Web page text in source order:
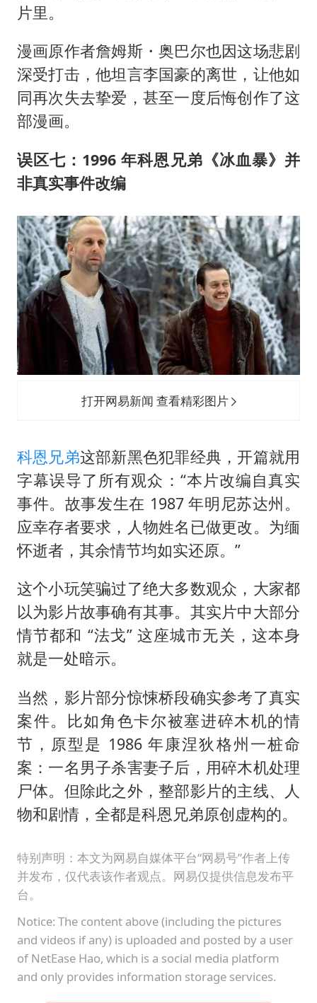
片里。
漫画原作者詹姆斯・奥巴尔也因这场悲剧
深受打击，他坦言李国豪的离世，让他如
同再次失去挚爱，甚至一度后悔创作了这
部漫画。
误区七：1996 年科恩兄弟《冰血暴》并
非真实事件改编
打开网易新闻 查看精彩图片
科恩兄弟这部新黑色犯罪经典，开篇就用
字幕误导了所有观众：“本片改编自真实
事件。故事发生在 1987 年明尼苏达州。
应幸存者要求，人物姓名已做更改。为缅
怀逝者，其余情节均如实还原。”
这个小玩笑骗过了绝大多数观众，大家都
以为影片故事确有其事。其实片中大部分
情节都和 “法戈” 这座城市无关，这本身
就是一处暗示。
当然，影片部分惊悚桥段确实参考了真实
案件。比如角色卡尔被塞进碎木机的情
节，原型是 1986 年康涅狄格州一桩命
案：一名男子杀害妻子后，用碎木机处理
尸体。但除此之外，整部影片的主线、人
物和剧情，全都是科恩兄弟原创虚构的。
特别声明：本文为网易自媒体平台“网易号”作者上传
并发布，仅代表该作者观点。网易仅提供信息发布平
台。
Notice: The content above (including the pictures
and videos if any) is uploaded and posted by a user
of NetEase Hao, which is a social media platform
and only provides information storage services.